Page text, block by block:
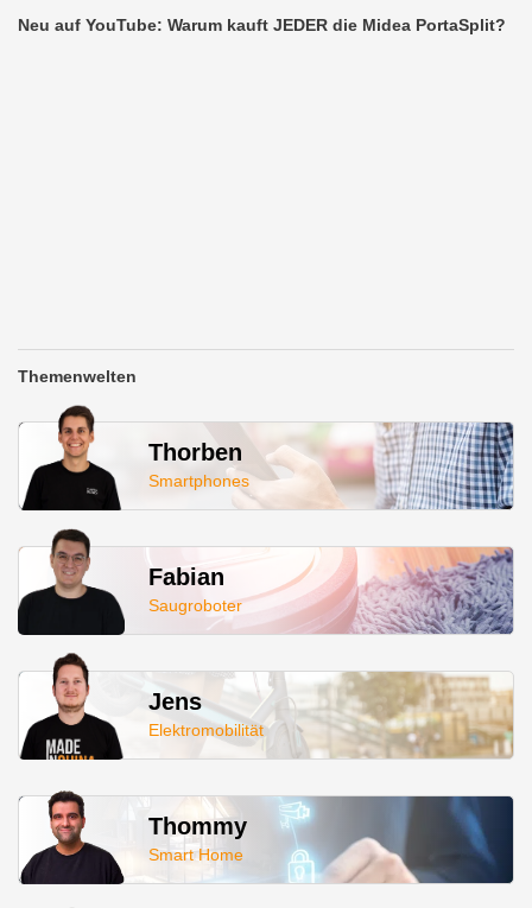
Neu auf YouTube: Warum kauft JEDER die Midea PortaSplit?
Themenwelten
Thorben
Smartphones
Fabian
Saugroboter
Jens
Elektromobilität
Thommy
Smart Home